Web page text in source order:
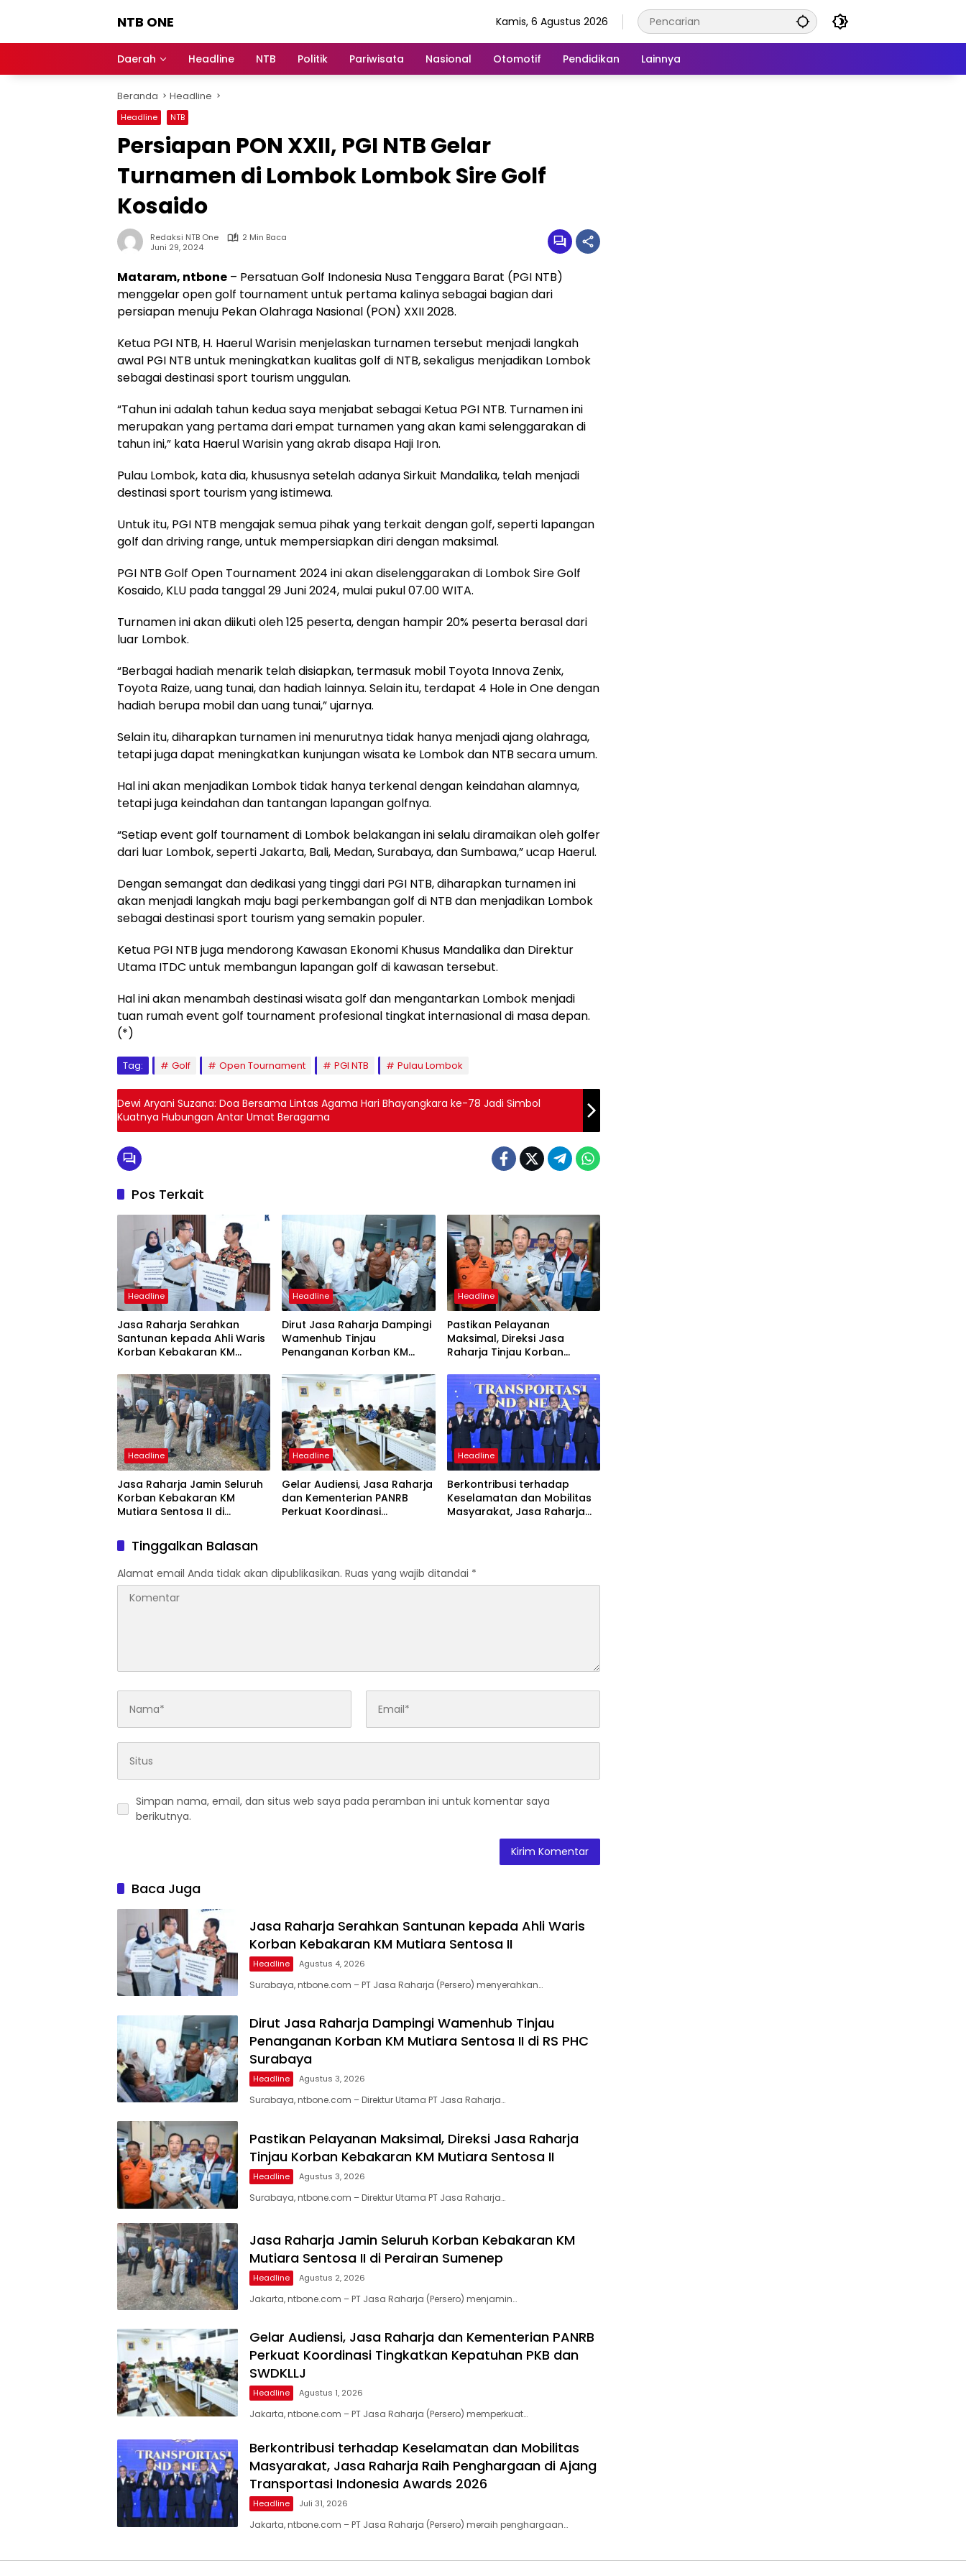
NTB ONE
dan
Berita
Lombok
Kamis, 6 Agustus 2026
Daerah Headline NTB Politik Pariwisata Nasional Otomotif Pendidikan Lainnya
Beranda Headline
Headline NTB
Persiapan PON XXII, PGI NTB Gelar
Turnamen di Lombok Lombok Sire Golf
Kosaido
Redaksi NTB One
2 Min Baca
Juni 29, 2024
Mataram, ntbone – Persatuan Golf Indonesia Nusa Tenggara Barat (PGI NTB)
menggelar open golf tournament untuk pertama kalinya sebagai bagian dari
persiapan menuju Pekan Olahraga Nasional (PON) XXII 2028.
Ketua PGI NTB, H. Haerul Warisin menjelaskan turnamen tersebut menjadi langkah
awal PGI NTB untuk meningkatkan kualitas golf di NTB, sekaligus menjadikan Lombok
sebagai destinasi sport tourism unggulan.
“Tahun ini adalah tahun kedua saya menjabat sebagai Ketua PGI NTB. Turnamen ini
merupakan yang pertama dari empat turnamen yang akan kami selenggarakan di
tahun ini,” kata Haerul Warisin yang akrab disapa Haji Iron.
Pulau Lombok, kata dia, khususnya setelah adanya Sirkuit Mandalika, telah menjadi
destinasi sport tourism yang istimewa.
Untuk itu, PGI NTB mengajak semua pihak yang terkait dengan golf, seperti lapangan
golf dan driving range, untuk mempersiapkan diri dengan maksimal.
PGI NTB Golf Open Tournament 2024 ini akan diselenggarakan di Lombok Sire Golf
Kosaido, KLU pada tanggal 29 Juni 2024, mulai pukul 07.00 WITA.
Turnamen ini akan diikuti oleh 125 peserta, dengan hampir 20% peserta berasal dari
luar Lombok.
“Berbagai hadiah menarik telah disiapkan, termasuk mobil Toyota Innova Zenix,
Toyota Raize, uang tunai, dan hadiah lainnya. Selain itu, terdapat 4 Hole in One dengan
hadiah berupa mobil dan uang tunai,” ujarnya.
Selain itu, diharapkan turnamen ini menurutnya tidak hanya menjadi ajang olahraga,
tetapi juga dapat meningkatkan kunjungan wisata ke Lombok dan NTB secara umum.
Hal ini akan menjadikan Lombok tidak hanya terkenal dengan keindahan alamnya,
tetapi juga keindahan dan tantangan lapangan golfnya.
“Setiap event golf tournament di Lombok belakangan ini selalu diramaikan oleh golfer
dari luar Lombok, seperti Jakarta, Bali, Medan, Surabaya, dan Sumbawa,” ucap Haerul.
Dengan semangat dan dedikasi yang tinggi dari PGI NTB, diharapkan turnamen ini
akan menjadi langkah maju bagi perkembangan golf di NTB dan menjadikan Lombok
sebagai destinasi sport tourism yang semakin populer.
Ketua PGI NTB juga mendorong Kawasan Ekonomi Khusus Mandalika dan Direktur
Utama ITDC untuk membangun lapangan golf di kawasan tersebut.
Hal ini akan menambah destinasi wisata golf dan mengantarkan Lombok menjadi
tuan rumah event golf tournament profesional tingkat internasional di masa depan.
(*)
Tag: Golf Open Tournament PGI NTB Pulau Lombok
Dewi Aryani Suzana: Doa Bersama Lintas Agama Hari Bhayangkara ke-78 Jadi Simbol
Kuatnya Hubungan Antar Umat Beragama
Pos Terkait
Headline
Jasa Raharja Serahkan
Santunan kepada Ahli Waris
Korban Kebakaran KM
Headline
Dirut Jasa Raharja Dampingi
Wamenhub Tinjau
Penanganan Korban KM
Surabaya
Headline
Pastikan Pelayanan
Maksimal, Direksi Jasa
Raharja Tinjau Korban
Sentosa II
Headline
Jasa Raharja Jamin Seluruh
Korban Kebakaran KM
Mutiara Sentosa II di
Headline
Gelar Audiensi, Jasa Raharja
dan Kementerian PANRB
Perkuat Koordinasi
Headline
Berkontribusi terhadap
Keselamatan dan Mobilitas
Masyarakat, Jasa Raharja
Tinggalkan Balasan
Alamat email Anda tidak akan dipublikasikan. Ruas yang wajib ditandai *
Simpan nama, email, dan situs web saya pada peramban ini untuk komentar saya
berikutnya.
Baca Juga
Jasa Raharja Serahkan Santunan kepada Ahli Waris
Korban Kebakaran KM Mutiara Sentosa II
Headline Agustus 4, 2026
Surabaya, ntbone.com – PT Jasa Raharja (Persero) menyerahkan…
Dirut Jasa Raharja Dampingi Wamenhub Tinjau
Penanganan Korban KM Mutiara Sentosa II di RS PHC
Surabaya
Headline Agustus 3, 2026
Surabaya, ntbone.com – Direktur Utama PT Jasa Raharja…
Pastikan Pelayanan Maksimal, Direksi Jasa Raharja
Tinjau Korban Kebakaran KM Mutiara Sentosa II
Headline Agustus 3, 2026
Surabaya, ntbone.com – Direktur Utama PT Jasa Raharja…
Jasa Raharja Jamin Seluruh Korban Kebakaran KM
Mutiara Sentosa II di Perairan Sumenep
Headline Agustus 2, 2026
Jakarta, ntbone.com – PT Jasa Raharja (Persero) menjamin…
Gelar Audiensi, Jasa Raharja dan Kementerian PANRB
Perkuat Koordinasi Tingkatkan Kepatuhan PKB dan
SWDKLLJ
Headline Agustus 1, 2026
Jakarta, ntbone.com – PT Jasa Raharja (Persero) memperkuat…
Berkontribusi terhadap Keselamatan dan Mobilitas
Masyarakat, Jasa Raharja Raih Penghargaan di Ajang
Transportasi Indonesia Awards 2026
Headline Juli 31, 2026
Jakarta, ntbone.com – PT Jasa Raharja (Persero) meraih penghargaan…